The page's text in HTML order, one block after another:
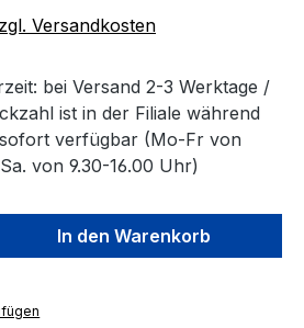
Versandkosten
bei Versand 2-3 Werktage /
ist in der Filiale während
verfügbar (Mo-Fr von
von 9.30-16.00 Uhr)
Gib den
In den Warenkorb